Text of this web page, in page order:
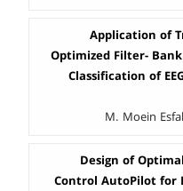
Application of
Optimized Filter-
Classification of
M. Moein
Design of
Control AutoPilot for